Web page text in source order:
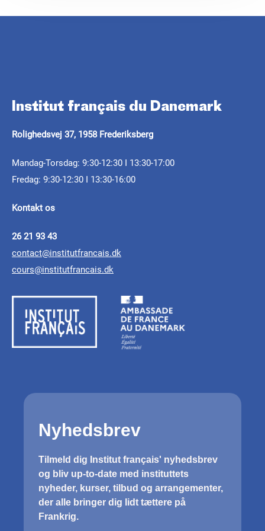
INDKALDELSE AF PROJEKTER
Eureka Series 2023
af Eureka Series er påbegyndt!
Eureka
Institut français du Danemark
Rolighedsvej 37, 1958 Frederiksberg
Mandag-Torsdag: 9:30-12:30 I 13:30-17:00
Fredag: 9:30-12:30 I 13:30-16:00
Kontakt os
26 21 93 43
contact@institutfrancais.dk
cours@institutfrancais.dk